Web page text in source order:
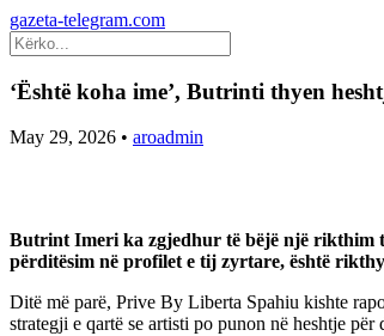
gazeta-telegram.com
‘Është koha ime’, Butrinti thyen
May 29, 2026 • aroadmin
Butrint Imeri ka zgjedhur të bëjë një rikthim
përditësim në profilet e tij zyrtare, është
Ditë më parë, Prive By Liberta Spahiu kishte
strategji e qartë se artisti po punon në heshtje